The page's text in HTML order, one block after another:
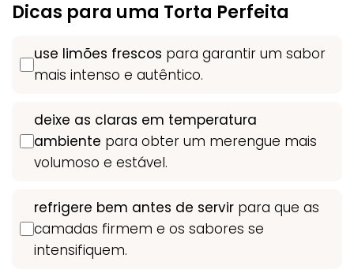
Dicas para uma Torta Perfeita
use limões frescos para garantir um sabor
mais intenso e autêntico.
deixe as claras em temperatura
ambiente para obter um merengue mais
volumoso e estável.
refrigere bem antes de servir para que as
camadas firmem e os sabores se
intensifiquem.